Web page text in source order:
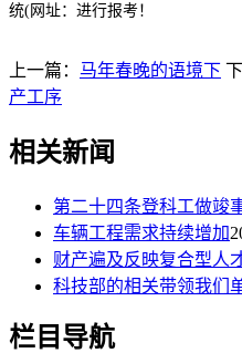
统(网址：进行报考！
上一篇： 马年春晚的语境下
产工序
相关新闻
第二十四条登科工做竣
车辆工程需求持续增加
财产遍及反映复合型人
科技部的相关带领我们
栏目导航